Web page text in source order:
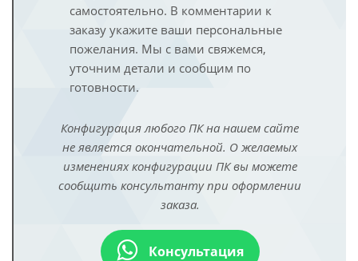
самостоятельно. В комментарии к
заказу укажите ваши персональные
пожелания. Мы с вами свяжемся,
уточним детали и сообщим по
готовности.
Конфигурация любого ПК на нашем сайте
не является окончательной. О желаемых
изменениях конфигурации ПК вы можете
сообщить консультанту при оформлении
заказа.
Консультация